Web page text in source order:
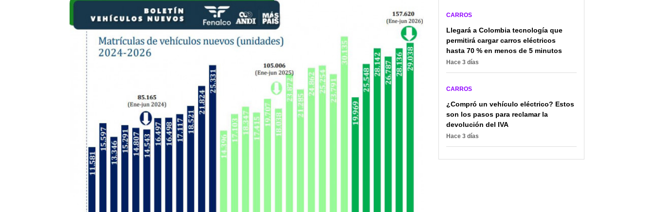
CARROS
Llegará a Colombia tecnología que
permitirá cargar carros eléctricos
hasta 70 % en menos de 5 minutos
Hace 3 días
CARROS
¿Compró un vehículo eléctrico? Estos
son los pasos para reclamar la
devolución del IVA
Hace 3 días